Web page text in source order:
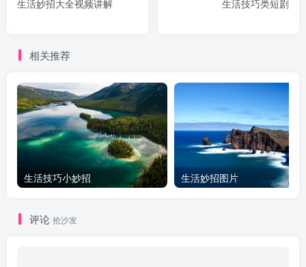
生活妙招大全视频讲解
生活技巧类短剧
相关推荐
生活技巧小妙招 生活妙招图片
评论 抢沙发